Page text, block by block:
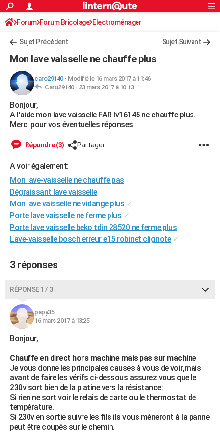
ACTUALITÉS
Politique
Société
Faits Divers
Education
Monde
Villes
+
FINANCE
Retraite
Impôts
Epargne
Immobilier
Risques naturels par ville
Banque
Assurance
Crédit
AUTO
Essais
Réserver un essai
Citadines
Berlines
SUV
Forum auto
+HIGH-TECH
Mobiles
Meilleur smartphone
Internet
Ordinateurs
Jeux vidéo
Guide high-tech
+
Forum
Aménagement intérieur
Extérieur
Cuisine
Salle de bains
Jardinage
Rangement
WEEK-END
Guides de France
Escapades
Patrimoine
Expositions
Musées
Week-end nature
+LIFESTYLE
Art de vivre
Bien-être
Loisirs
Mode
Modes de vie
SANTE
Alimentation
Guide de la santé
Maladies
Médicaments
Sommeil
VOYAGE
Destinations
City break
Voyage nature
Voyage de noces
Forum
Climat
+PHOTO
BONS PLANS
CARTE DE VOEUX
Carte de Noël
Carte Bonne année
Carte Saint-Valentin
Carte Pâques
Carte d'anniversaire
DICTIONNAIRE
Dictionnaire
Biographies
Citations
Expressions
Proverbes
S'inscrire
Se connecter
Lycées
Collèges
Primaires
Universités
Entreprises
Service militaire
Avis de recherche
AVIS DE DÉCÈS
FORUM
Bricolage
Lifestyle
Culture
Sport
Auto
Television
Voyage
Cinema
S'inscrire
Connexion
Forum Forum Bricolage Electroménager
Sujet Précédent Sujet Suivant
Mon lave vaisselle ne chauffe plus
caro29140- Modifié le 16 mars 2017 à 11:46
Caro29140 - 23 mars 2017 à 10:13
Bonjour,
A l'aide mon lave vaisselle FAR lv16145 ne chauffe plus.
Merci pour vos éventuelles réponses
Répondre (3) Partager
A voir également:
Mon lave-vaisselle ne chauffe pas
Dégraissant lave vaisselle
Mon lave vaisselle ne vidange plus ✓
Porte lave vaisselle ne ferme plus ✓
Porte lave vaisselle beko tdin 28520 ne ferme plus
Lave-vaisselle bosch erreur e15 robinet clignote ✓
3 réponses
RÉPONSE 1 / 3
papy35
16 mars 2017 à 13:25
Bonjour,
Chauffe en direct hors machine mais pas sur machine
Je vous donne les principales causes à vous de voir,mais
avant de faire les vérifs ci-dessous assurez vous que le
230v sort bien de la platine vers la résistance:
Si rien ne sort voir le relais de carte ou le thermostat de
température.
Si 230v en sortie suivre les fils ils vous mèneront à la panne
peut être coupés sur le chemin.